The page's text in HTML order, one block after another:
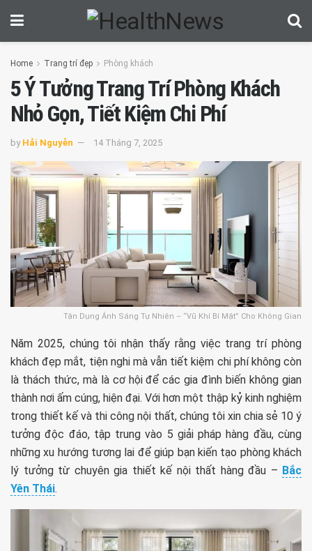
Home Trang trí đẹp Phòng khách
5 Ý Tưởng Trang Trí Phòng Khách
Nhỏ Gọn, Tiết Kiệm Chi Phí
by Hải Nguyễn 14 Tháng 7, 2025
Tận Dụng Ánh Sáng Tự Nhiên – “Vũ Khí Bí Mật” Cho Không Gian
Năm 2025, chúng tôi nhận thấy rằng việc trang trí phòng
khách đẹp mắt, tiện nghi mà vẫn tiết kiệm chi phí không còn
là thách thức, mà là cơ hội để các gia đình biến không gian
thành nơi ấm cúng, hiện đại. Với hơn một thập kỷ kinh nghiệm
trong thiết kế và thi công nội thất, chúng tôi xin chia sẻ 10 ý
tưởng độc đáo, tập trung vào 5 giải pháp hàng đầu, cùng
những xu hướng tương lai để giúp bạn kiến tạo phòng khách
lý tưởng từ chuyên gia thiết kế nội thất hàng đầu – Bắc
Yên Thái.